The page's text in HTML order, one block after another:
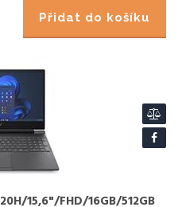
Přidat do košíku
15,6"/FHD/16GB/512GB